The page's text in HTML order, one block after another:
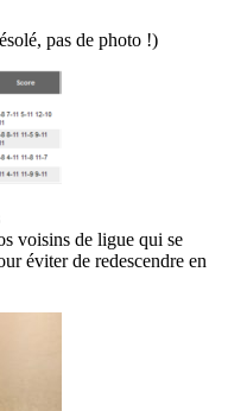
pas de photo !)
voisins de ligue qui se
éviter de redescendre en